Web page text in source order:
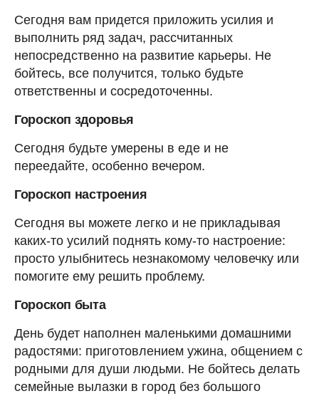
Сегодня вам придется приложить усилия и
выполнить ряд задач, рассчитанных
непосредственно на развитие карьеры. Не
бойтесь, все получится, только будьте
ответственны и сосредоточенны.
Гороскоп здоровья
Сегодня будьте умерены в еде и не
переедайте, особенно вечером.
Гороскоп настроения
Сегодня вы можете легко и не прикладывая
каких-то усилий поднять кому-то настроение:
просто улыбнитесь незнакомому человечку или
помогите ему решить проблему.
Гороскоп быта
День будет наполнен маленькими домашними
радостями: приготовлением ужина, общением с
родными для души людьми. Не бойтесь делать
семейные вылазки в город без большого